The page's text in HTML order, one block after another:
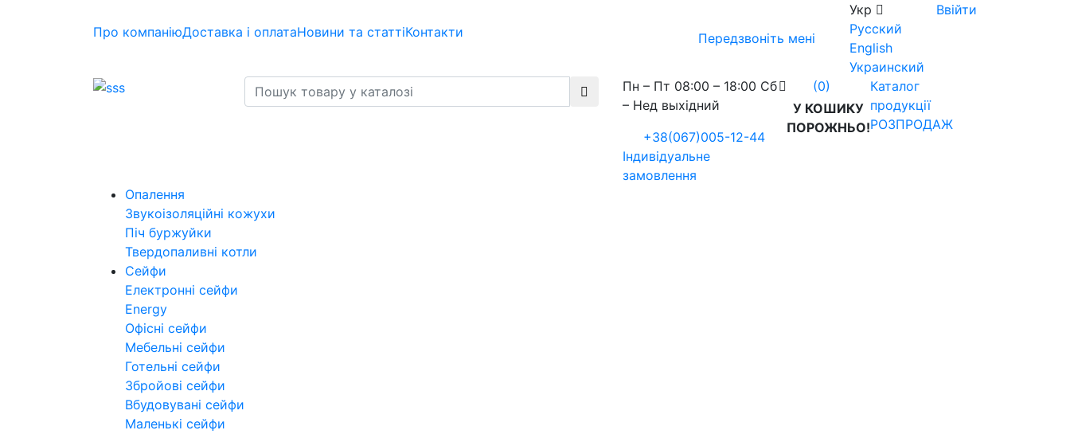
Про компаніюДоставка і оплатаНовини та статтіКонтакти Передзвоніть мені
Укр
Русский
English
Украинский
Ввійти
Пн – Пт 08:00 – 18:00 Сб
– Нед выхідний
+38(067)005-12-44
Індивідуальне
замовлення
(0)
У КОШИКУ
ПОРОЖНЬО!
Каталог
продукції
РОЗПРОДАЖ
Опалення
Звукоізоляційні кожухи
Піч буржуйки
Твердопаливні котли
Сейфи
Електронні сейфи
Energy
Офісні сейфи
Мебельні сейфи
Готельні сейфи
Збройові сейфи
Вбудовувані сейфи
Маленькі сейфи